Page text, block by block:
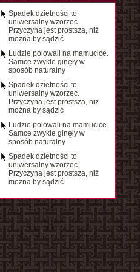
Spadek dzietności to
uniwersalny wzorzec.
Przyczyna jest prostsza, niż
można by sądzić
Ludzie polowali na mamucice.
Samce zwykle ginęły w
sposób naturalny
Spadek dzietności to
uniwersalny wzorzec.
Przyczyna jest prostsza, niż
można by sądzić
Ludzie polowali na mamucice.
Samce zwykle ginęły w
sposób naturalny
Spadek dzietności to
uniwersalny wzorzec.
Przyczyna jest prostsza, niż
można by sądzić